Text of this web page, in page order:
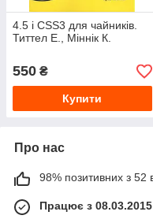
4.5 і CSS3 для чайників.
Титтел Е., Міннік К.
550 ₴
Купити
Про нас
98% позитивних з 52
Працює з 08.03.2015